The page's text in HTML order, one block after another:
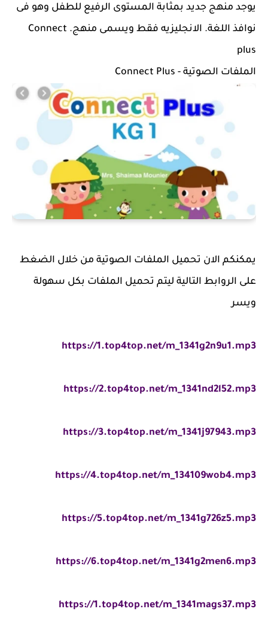
يوجد منهج جديد بمثابة المستوى الرفيع للطفل وهو فى
نوافذ اللغة. الانجليزيه فقط ويسمى منهج. Connect
plus
الملفات الصوتية - Connect Plus
يمكنكم الان تحميل الملفات الصوتية من خلال الضغط
على الروابط التالية ليتم تحميل الملفات بكل سهولة
ويسر
https://1.top4top.net/m_1341g2n9u1.mp3
https://2.top4top.net/m_1341nd2l52.mp3
https://3.top4top.net/m_1341j97943.mp3
https://4.top4top.net/m_134109wob4.mp3
https://5.top4top.net/m_1341g726z5.mp3
https://6.top4top.net/m_1341g2men6.mp3
https://1.top4top.net/m_1341mags37.mp3